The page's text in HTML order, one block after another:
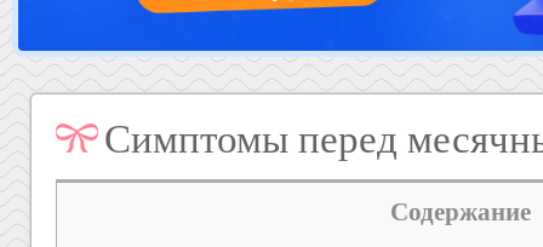
Симптомы перед
Содержание